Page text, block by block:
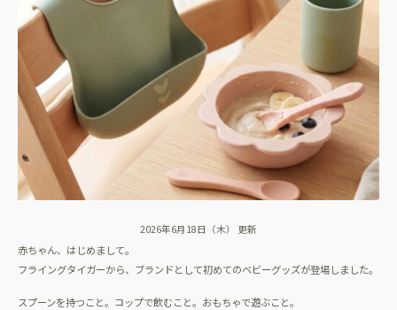
2026年6月18日（木） 更新
赤ちゃん、はじめまして。
フライングタイガーから、ブランドとして初めてのベビーグッズが登場しました。
スプーンを持つこと。コップで飲むこと。おもちゃで遊ぶこと。